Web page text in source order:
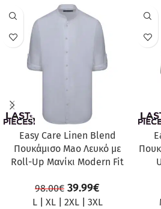
ΠΡΟΣΦΟΡΆ
Easy Care Linen Blend
Πουκάμισο Mao Λευκό με
Roll-Up Μανίκι Modern Fit
98.00€ 39.99€
L| XL| 2XL| 3XL